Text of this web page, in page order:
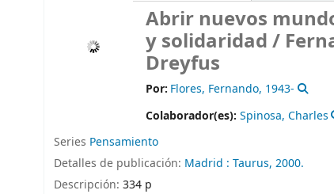
Abrir nuevos
y solidaridad /
Dreyfus
Por: Flores, Fernando, 1943-
Colaborador(es): Spinosa, Charles
Series Pensamiento
Detalles de publicación: Madrid : Taurus, 2000.
Descripción: 334 p